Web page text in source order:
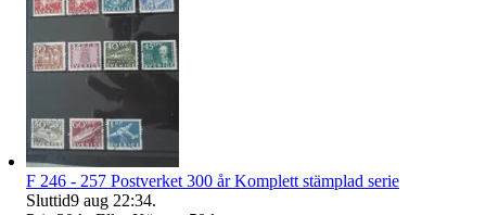
F 246 - 257 Postverket 300 år Komplett stämplad serie
Sluttid9 aug 22:34.